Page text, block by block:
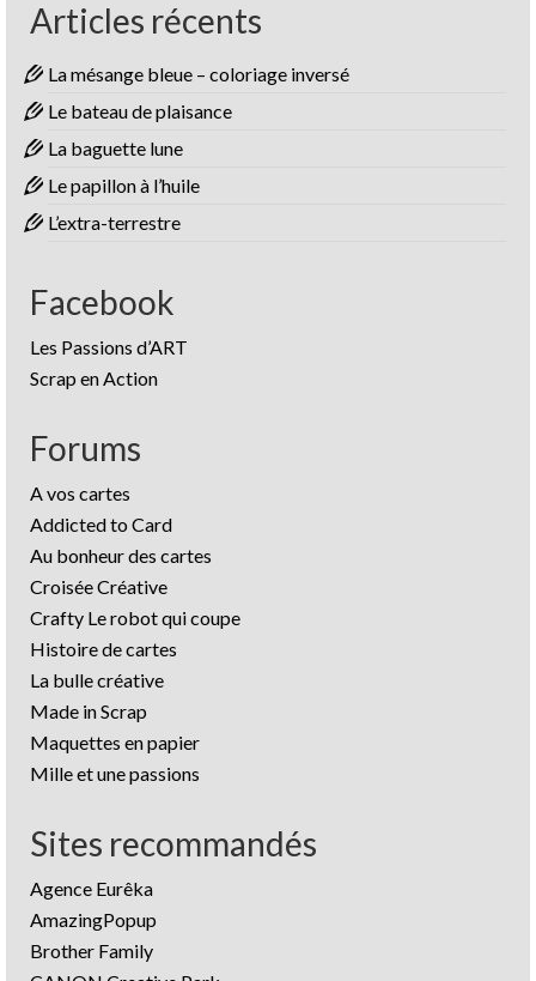
Articles récents
La mésange bleue – coloriage inversé
Le bateau de plaisance
La baguette lune
Le papillon à l’huile
L’extra-terrestre
Facebook
Les Passions d’ART
Scrap en Action
Forums
A vos cartes
Addicted to Card
Au bonheur des cartes
Croisée Créative
Crafty Le robot qui coupe
Histoire de cartes
La bulle créative
Made in Scrap
Maquettes en papier
Mille et une passions
Sites recommandés
Agence Eurêka
AmazingPopup
Brother Family